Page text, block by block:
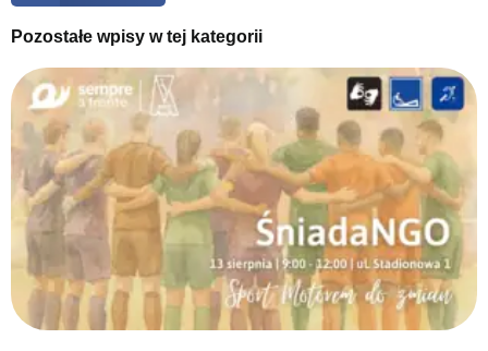
Pozostałe wpisy w tej kategorii